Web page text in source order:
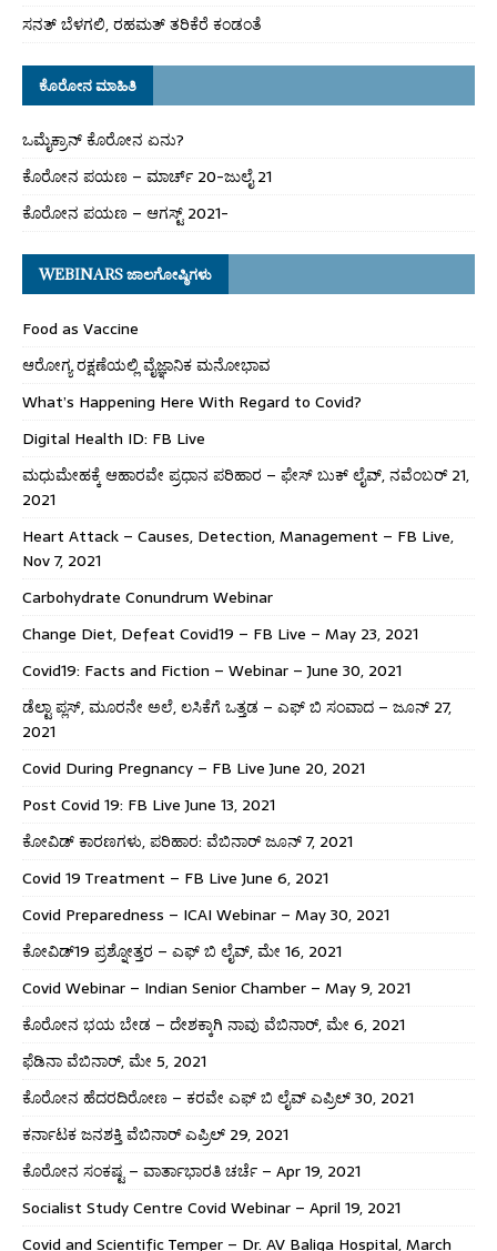
ಸನತ್ ಬೆಳಗಲಿ, ರಹಮತ್ ತರಿಕೆರೆ ಕಂಡಂತೆ
ಕೊರೋನ ಮಾಹಿತಿ
ಒಮೈಕ್ರಾನ್ ಕೊರೋನ ಏನು?
ಕೊರೋನ ಪಯಣ – ಮಾರ್ಚ್ 20-ಜುಲೈ 21
ಕೊರೋನ ಪಯಣ – ಆಗಸ್ಟ್ 2021-
WEBINARS ಜಾಲಗೋಷ್ಠಿಗಳು
Food as Vaccine
ಆರೋಗ್ಯ ರಕ್ಷಣೆಯಲ್ಲಿ ವೈಜ್ಞಾನಿಕ ಮನೋಭಾವ
What’s Happening Here With Regard to Covid?
Digital Health ID: FB Live
ಮಧುಮೇಹಕ್ಕೆ ಆಹಾರವೇ ಪ್ರಧಾನ ಪರಿಹಾರ – ಫೇಸ್ ಬುಕ್ ಲೈವ್, ನವೆಂಬರ್ 21,
2021
Heart Attack – Causes, Detection, Management – FB Live,
Nov 7, 2021
Carbohydrate Conundrum Webinar
Change Diet, Defeat Covid19 – FB Live – May 23, 2021
Covid19: Facts and Fiction – Webinar – June 30, 2021
ಡೆಲ್ಟಾ ಪ್ಲಸ್, ಮೂರನೇ ಅಲೆ, ಲಸಿಕೆಗೆ ಒತ್ತಡ – ಎಫ್ ಬಿ ಸಂವಾದ – ಜೂನ್ 27,
2021
Covid During Pregnancy – FB Live June 20, 2021
Post Covid 19: FB Live June 13, 2021
ಕೋವಿಡ್ ಕಾರಣಗಳು, ಪರಿಹಾರ: ವೆಬಿನಾರ್ ಜೂನ್ 7, 2021
Covid 19 Treatment – FB Live June 6, 2021
Covid Preparedness – ICAI Webinar – May 30, 2021
ಕೋವಿಡ್19 ಪ್ರಶ್ನೋತ್ತರ – ಎಫ್ ಬಿ ಲೈವ್, ಮೇ 16, 2021
Covid Webinar – Indian Senior Chamber – May 9, 2021
ಕೊರೋನ ಭಯ ಬೇಡ – ದೇಶಕ್ಕಾಗಿ ನಾವು ವೆಬಿನಾರ್, ಮೇ 6, 2021
ಫೆಡಿನಾ ವೆಬಿನಾರ್, ಮೇ 5, 2021
ಕೊರೋನ ಹೆದರದಿರೋಣ – ಕರವೇ ಎಫ್ ಬಿ ಲೈವ್ ಎಪ್ರಿಲ್ 30, 2021
ಕರ್ನಾಟಕ ಜನಶಕ್ತಿ ವೆಬಿನಾರ್ ಎಪ್ರಿಲ್ 29, 2021
ಕೊರೋನ ಸಂಕಷ್ಟ – ವಾರ್ತಾಭಾರತಿ ಚರ್ಚೆ – Apr 19, 2021
Socialist Study Centre Covid Webinar – April 19, 2021
Covid and Scientific Temper – Dr. AV Baliga Hospital, March